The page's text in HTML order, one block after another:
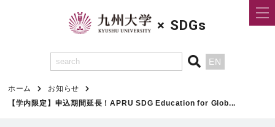
× SDGs
EN
ホーム
お知らせ
【学内限定】申込期間延長！APRU SDG Education for Glob...